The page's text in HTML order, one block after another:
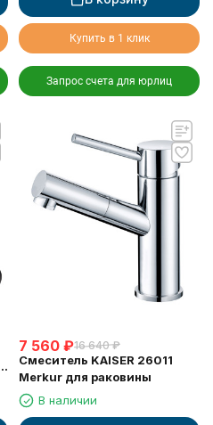
Купить в 1 клик
Запрос счета для юрлиц
7 560 ₽16 640 ₽
Смеситель KAISER 26011
Merkur для раковины
В наличии